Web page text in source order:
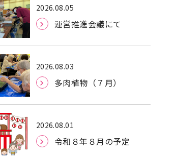
2026.08.05
運営推進会議にて
2026.08.03
多肉植物（７月）
2026.08.01
令和８年８月の予定